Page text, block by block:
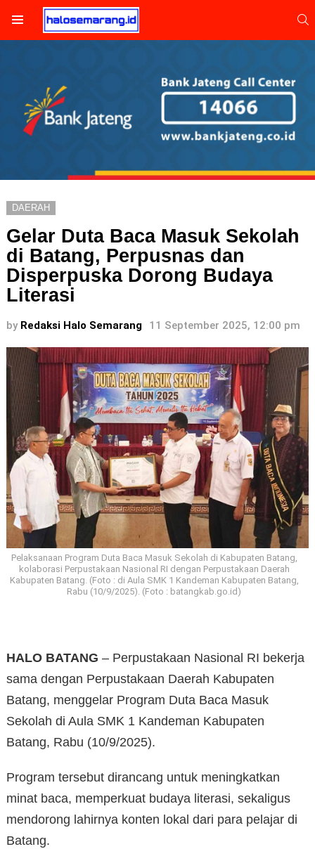
DAERAH
Gelar Duta Baca Masuk Sekolah
di Batang, Perpusnas dan
Disperpuska Dorong Budaya
Literasi
by Redaksi Halo Semarang 11 September 2025, 12:00 pm
Pelaksanaan Program Duta Baca Masuk Sekolah di Kabupaten Batang,
kolaborasi Perpustakaan Nasional RI dengan Perpustakaan Daerah
Kabupaten Batang. (Foto : di Aula SMK 1 Kandeman Kabupaten Batang,
Rabu (10/9/2025). (Foto : batangkab.go.id)
HALO BATANG – Perpustakaan Nasional RI bekerja
sama dengan Perpustakaan Daerah Kabupaten
Batang, menggelar Program Duta Baca Masuk
Sekolah di Aula SMK 1 Kandeman Kabupaten
Batang, Rabu (10/9/2025).
Program tersebut dirancang untuk meningkatkan
minat baca, memperkuat budaya literasi, sekaligus
mendorong lahirnya konten lokal dari para pelajar di
Batang.